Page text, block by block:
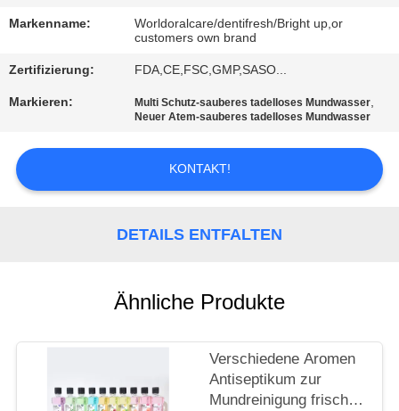
TRETEN
MIT
UNS
VERBINDUNG
FORDERN
SEITENVERZEICHNIS
Markenname:
Worldoralcare/dentifresh/Bright up,or
customers own brand
Zertifizierung: FDA,CE,FSC,GMP,SASO...
Markieren: Multi Schutz-sauberes tadelloses Mundwasser,
Neuer Atem-sauberes tadelloses Mundwasser
KONTAKT!
DETAILS ENTFALTEN
Ähnliche Produkte
Verschiedene Aromen
Antiseptikum zur
Mundreinigung frisch